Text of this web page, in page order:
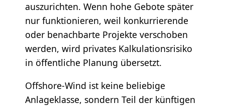
auszurichten. Wenn hohe Gebote später
nur funktionieren, weil konkurrierende
oder benachbarte Projekte verschoben
werden, wird privates Kalkulationsrisiko
in öffentliche Planung übersetzt.
Offshore-Wind ist keine beliebige
Anlageklasse, sondern Teil der künftigen